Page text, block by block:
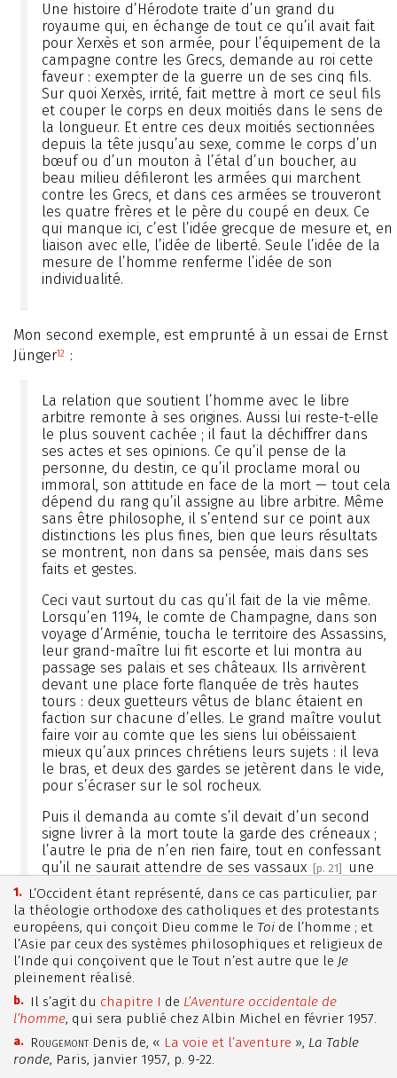
Une histoire d’Hérodote traite d’un grand du
royaume qui, en échange de tout ce qu’il avait fait
pour Xerxès et son armée, pour l’équipement de la
campagne contre les Grecs, demande au roi cette
faveur : exempter de la guerre un de ses cinq fils.
Sur quoi Xerxès, irrité, fait mettre à mort ce seul fils
et couper le corps en deux moitiés dans le sens de
la longueur. Et entre ces deux moitiés sectionnées
depuis la tête jusqu’au sexe, comme le corps d’un
bœuf ou d’un mouton à l’étal d’un boucher, au
beau milieu défileront les armées qui marchent
contre les Grecs, et dans ces armées se trouveront
les quatre frères et le père du coupé en deux. Ce
qui manque ici, c’est l’idée grecque de mesure et, en
liaison avec elle, l’idée de liberté. Seule l’idée de la
mesure de l’homme renferme l’idée de son
individualité.
Mon second exemple, est emprunté à un essai de Ernst
Jünger12 :
La relation que soutient l’homme avec le libre
arbitre remonte à ses origines. Aussi lui reste-t-elle
le plus souvent cachée ; il faut la déchiffrer dans
ses actes et ses opinions. Ce qu’il pense de la
personne, du destin, ce qu’il proclame moral ou
immoral, son attitude en face de la mort — tout cela
dépend du rang qu’il assigne au libre arbitre. Même
sans être philosophe, il s’entend sur ce point aux
distinctions les plus fines, bien que leurs résultats
se montrent, non dans sa pensée, mais dans ses
faits et gestes.
Ceci vaut surtout du cas qu’il fait de la vie même.
Lorsqu’en 1194, le comte de Champagne, dans son
voyage d’Arménie, toucha le territoire des Assassins,
leur grand-maître lui fit escorte et lui montra au
passage ses palais et ses châteaux. Ils arrivèrent
devant une place forte flanquée de très hautes
tours : deux guetteurs vêtus de blanc étaient en
faction sur chacune d’elles. Le grand maître voulut
faire voir au comte que les siens lui obéissaient
mieux qu’aux princes chrétiens leurs sujets : il leva
le bras, et deux des gardes se jetèrent dans le vide,
pour s’écraser sur le sol rocheux.
Puis il demanda au comte s’il devait d’un second
signe livrer à la mort toute la garde des créneaux ;
l’autre le pria de n’en rien faire, tout en confessant
qu’il ne saurait attendre de ses vassaux [p. 21]
une
telle docilité […]. Et chaque Européen éprouvera ici
le même sentiment que le comte de Champagne : il
se verra mené à un point où éclatera en lui le plus
sincère, le plus violent des refus. Les formes
fondamentales dont il se croyait sûr, telles que
courage et fidélité, obéissance, sacrifice, ordre et
discipline, sont ici arrachées de leur place ; l’horreur
d’un monde étranger lui monte au cœur. Cette
horreur saisira toujours celui qui respecte en
l’homme un noyau de liberté auquel il n’est pas
permis de porter atteinte. Ce qui s’y passe, et ce qui
en provient, ne peut naître que du libre arbitre, sous
1.
L’Occident étant représenté, dans ce cas particulier, par
la théologie orthodoxe des catholiques et des protestants
européens, qui conçoit Dieu comme le Toi de l’homme ; et
l’Asie par ceux des systèmes philosophiques et religieux de
l’Inde qui conçoivent que le Tout n’est autre que le Je
pleinement réalisé.
b. Il s’agit du chapitre I de L’Aventure occidentale de
l’homme, qui sera publié chez Albin Michel en février 1957.
a. RougemontDenis de, « La voie et l’aventure », La Table
ronde, Paris, janvier 1957, p. 9-22.